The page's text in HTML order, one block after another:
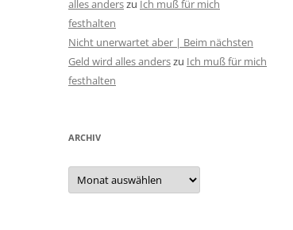
alles anderszu Ich muß für mich
festhalten
Nicht unerwartet aber | Beim nächsten
Geld wird alles anderszu Ich muß für mich
festhalten
ARCHIV
Archiv